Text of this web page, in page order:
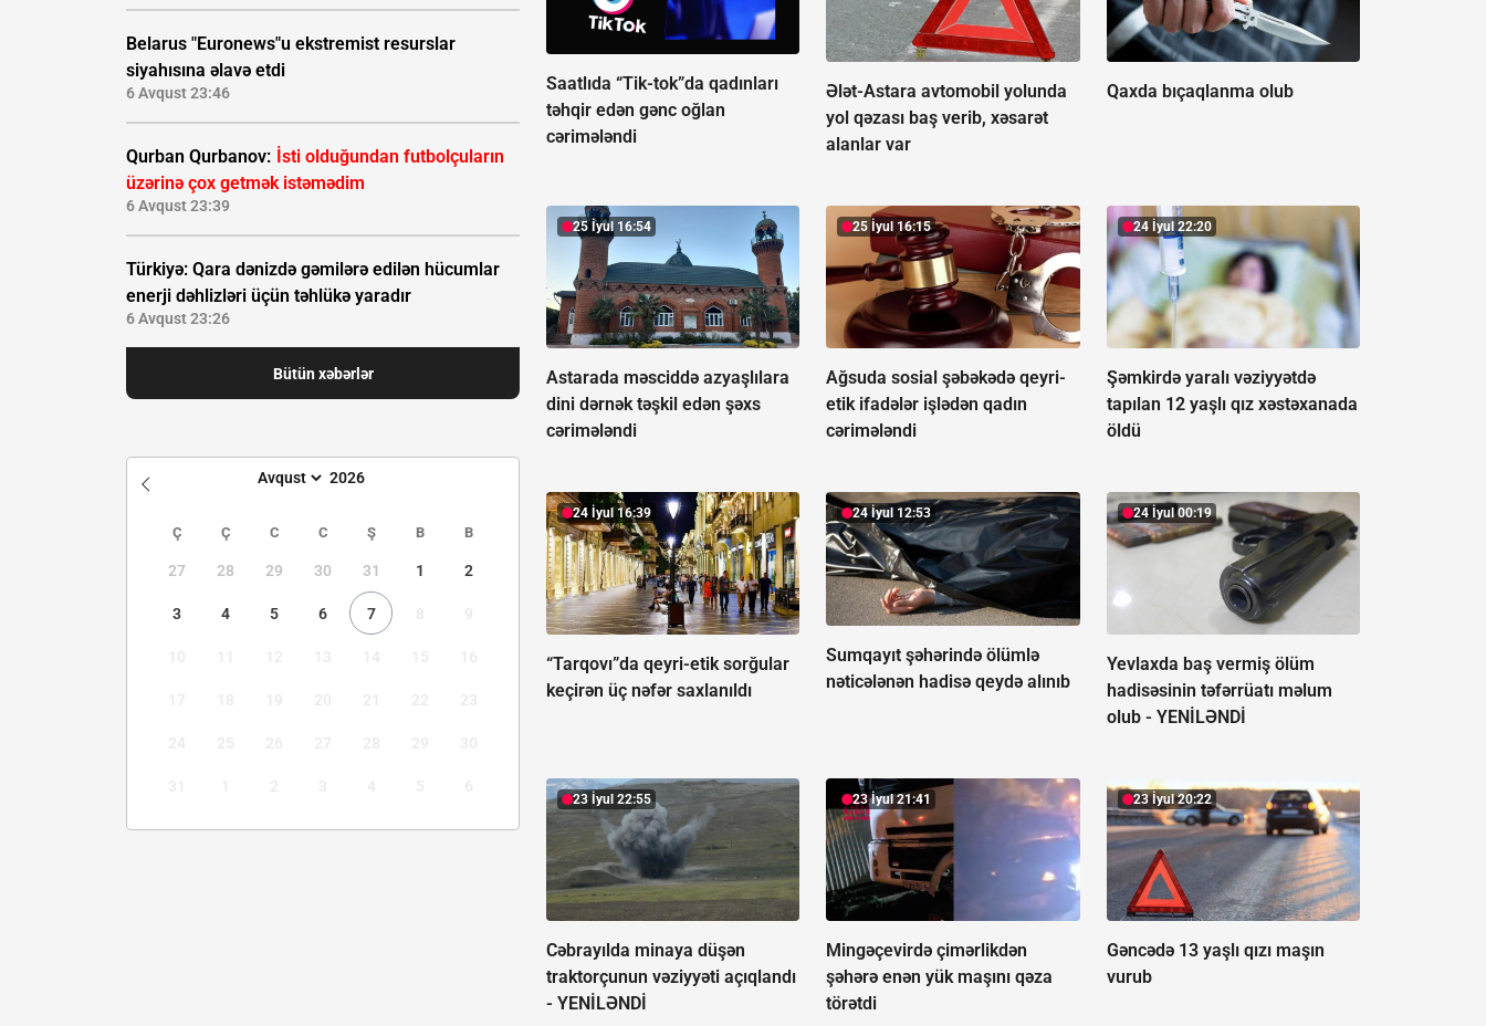
Belarus "Euronews"u ekstremist resurslar
siyahısına əlavə etdi
6 Avqust 23:46
Qurban Qurbanov: İsti olduğundan futbolçuların
üzərinə çox getmək istəmədim
6 Avqust 23:39
Türkiyə: Qara dənizdə gəmilərə edilən hücumlar
enerji dəhlizləri üçün təhlükə yaradır
6 Avqust 23:26
Bütün xəbərlər
Ç Ç C C Ş B B
27 28 29 30 31 1 2
3 4 5 6 7
Saatlıda “Tik-tok”da qadınları
təhqir edən gənc oğlan
cərimələndi
Ələt-Astara avtomobil yolunda
yol qəzası baş verib, xəsarət
alanlar var
Qaxda bıçaqlanma olub
25 İyul 16:54
Astarada məsciddə azyaşlılara
dini dərnək təşkil edən şəxs
cərimələndi
25 İyul 16:15
Ağsuda sosial şəbəkədə qeyri-
etik ifadələr işlədən qadın
cərimələndi
24 İyul 22:20
Şəmkirdə yaralı vəziyyətdə
tapılan 12 yaşlı qız xəstəxanada
öldü
24 İyul 16:39
“Tarqovı”da qeyri-etik sorğular
keçirən üç nəfər saxlanıldı
24 İyul 12:53
Sumqayıt şəhərində ölümlə
nəticələnən hadisə qeydə alınıb
24 İyul 00:19
Yevlaxda baş vermiş ölüm
hadisəsinin təfərrüatı məlum
olub - YENİLƏNDİ
23 İyul 22:55
Cəbrayılda minaya düşən
traktorçunun vəziyyəti açıqlandı
- YENİLƏNDİ
23 İyul 21:41
Mingəçevirdə çimərlikdən
şəhərə enən yük maşını qəza
törətdi
23 İyul 20:22
Gəncədə 13 yaşlı qızı maşın
vurub